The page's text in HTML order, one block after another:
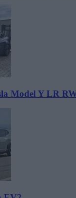
Model Y LR